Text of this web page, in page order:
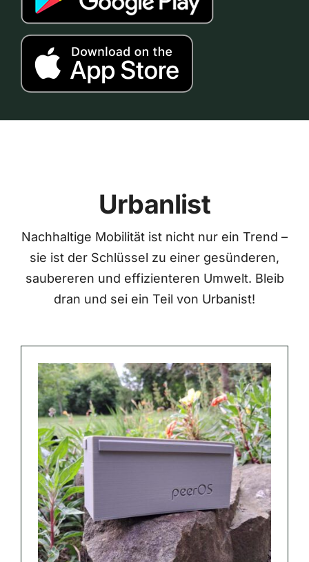
Urbanlist
Nachhaltige Mobilität ist nicht nur ein Trend –
sie ist der Schlüssel zu einer gesünderen,
saubereren und effizienteren Umwelt. Bleib
dran und sei ein Teil von Urbanist!